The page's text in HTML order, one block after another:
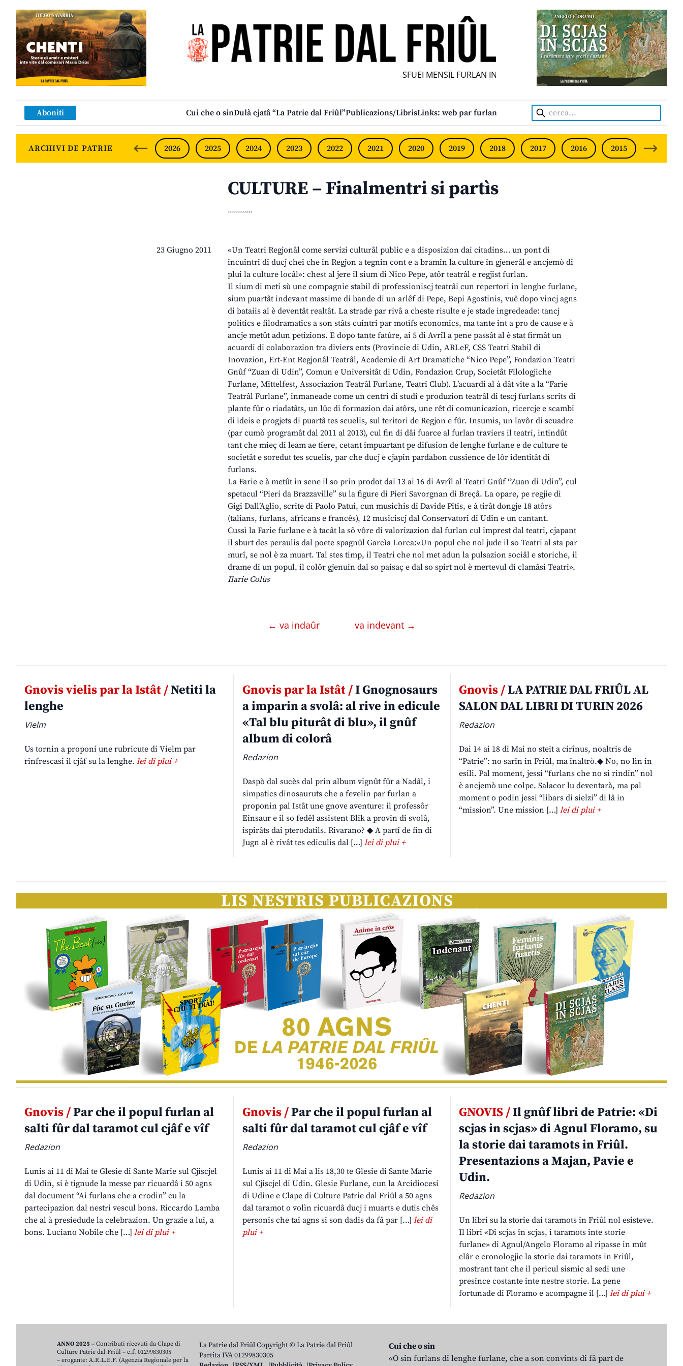
SFUEI MENSÎL FURLAN INDIPENDENT • INDEPENDENT FRIULIAN MONTHLY
Aboniti Cui che o sinDulà cjatâ “La Patrie dal Friûl”Publicazions/LibrisLinks: web par furlan Cerca:
ARCHIVI DE PATRIE 2026 2025 2024 2023 2022 2021 2020 2019 2018 2017 2016 2015 2014
CULTURE – Finalmentri si partìs
............
23 Giugno 2011
«Un Teatri Regjonâl come servizi culturâl public e a disposizion dai citadins… un pont di
incuintri di ducj chei che in Regjon a tegnin cont e a bramin la culture in gjenerâl e ancjemò di
plui la culture locâl»: chest al jere il sium di Nico Pepe, atôr teatrâl e regjist furlan.
Il sium di meti sù une compagnie stabil di professioniscj teatrâi cun repertori in lenghe furlane,
sium puartât indevant massime di bande di un arlêf di Pepe, Bepi Agostinis, vuê dopo vincj agns
di bataiis al è deventât realtât. La strade par rivâ a cheste risulte e je stade ingredeade: tancj
politics e filodramatics a son stâts cuintri par motîfs economics, ma tante int a pro de cause e à
ancje metût adun petizions. E dopo tante fatûre, ai 5 di Avrîl a pene passât al è stat firmât un
acuardi di colaborazion tra diviers ents (Provincie di Udin, ARLeF, CSS Teatri Stabil di
Inovazion, Ert-Ent Regjonâl Teatrâl, Academie di Art Dramatiche “Nico Pepe”, Fondazion Teatri
Gnûf “Zuan di Udin”, Comun e Universitât di Udin, Fondazion Crup, Societât Filologjiche
Furlane, Mittelfest, Associazion Teatrâl Furlane, Teatri Club). L’acuardi al à dât vite a la “Farie
Teatrâl Furlane”, inmaneade come un centri di studi e produzion teatrâl di tescj furlans scrits di
plante fûr o riadatâts, un lûc di formazion dai atôrs, une rêt di comunicazion, ricercje e scambi
di ideis e progjets di puartâ tes scuelis, sul teritori de Regjon e fûr. Insumis, un lavôr di scuadre
(par cumò programât dal 2011 al 2013), cul fin di dâi fuarce al furlan traviers il teatri, intindût
tant che mieç di leam ae tiere, cetant impuartant pe difusion de lenghe furlane e de culture te
societât e soredut tes scuelis, par che ducj e cjapin pardabon cussience de lôr identitât di
furlans.
La Farie e à metût in sene il so prin prodot dai 13 ai 16 di Avrîl al Teatri Gnûf “Zuan di Udin”, cul
spetacul “Pieri da Brazzaville” su la figure di Pieri Savorgnan di Breçâ. La opare, pe regjie di
Gigi Dall’Aglio, scrite di Paolo Patui, cun musichis di Davide Pitis, e à tirât dongje 18 atôrs
(talians, furlans, africans e francês), 12 musiciscj dal Conservatori di Udin e un cantant.
Cussì la Farie furlane e à tacât la sô vôre di valorizazion dal furlan cul imprest dal teatri, cjapant
il sburt des peraulis dal poete spagnûl Garcìa Lorca:«Un popul che nol jude il so Teatri al sta par
murî, se nol è za muart. Tal stes timp, il Teatri che nol met adun la pulsazion sociâl e storiche, il
drame di un popul, il colôr gjenuin dal so paisaç e dal so spirt nol è mertevul di clamâsi Teatri».
Ilarie Colùs
← va indaûr va indevant →
Gnovis vielis par la Istât /Netiti la
lenghe
Vielm
Us tornin a proponi une rubricute di Vielm par
rinfrescasi il cjâf su la lenghe. lei di plui +
Gnovis par la Istât /I Gnognosaurs
a imparin a svolâ: al rive in edicule
«Tal blu piturât di blu», il gnûf
album di colorâ
Redazion
Daspò dal sucès dal prin album vignût fûr a Nadâl, i
simpatics dinosauruts che a fevelin par furlan a
proponin pal Istât une gnove aventure: il professôr
Einsaur e il so fedêl assistent Blik a provin di svolâ,
ispirâts dai pterodatils. Rivarano? ◆ A partî de fin di
Jugn al è rivât tes ediculis dal […] lei di plui +
Gnovis /LA PATRIE DAL FRIÛL AL
SALON DAL LIBRI DI TURIN 2026
Redazion
Dai 14 ai 18 di Mai no steit a cirînus, noaltris de
“Patrie”: no sarin in Friûl, ma inaltrò.◆ No, no lìn in
esili. Pal moment, jessi “furlans che no si rindin” nol
è ancjemò une colpe. Salacor lu deventarà, ma pal
moment o podin jessi “libars di sielzi” di lâ in
“mission”. Une mission […]lei di plui +
Gnovis /Par che il popul furlan al
salti fûr dal taramot cul cjâf e vîf
Redazion
Lunis ai 11 di Mai te Glesie di Sante Marie sul Cjiscjel
di Udin, si è tignude la messe par ricuardâ i 50 agns
dal document “Ai furlans che a crodin” cu la
partecipazion dal nestri vescul bons. Riccardo Lamba
che al à presiedude la celebrazion. Un grazie a lui, a
bons. Luciano Nobile che […] lei di plui +
Gnovis /Par che il popul furlan al
salti fûr dal taramot cul cjâf e vîf
Redazion
Lunis ai 11 di Mai a lis 18,30 te Glesie di Sante Marie
sul Cjiscjel di Udin. Glesie Furlane, cun la Arcidiocesi
di Udine e Clape di Culture Patrie dal Friûl a 50 agns
dal taramot o volìn ricuardâ ducj i muarts e dutis chês
personis che tai agns si son dadis da fâ par […] lei di
plui +
GNOVIS /Il gnûf libri de Patrie: «Di
scjas in scjas» di Agnul Floramo, su
la storie dai taramots in Friûl.
Presentazions a Majan, Pavie e
Udin.
Redazion
Un libri su la storie dai taramots in Friûl nol esisteve.
Il libri «Di scjas in scjas, i taramots inte storie
furlane» di Agnul/Angelo Floramo al ripasse in mût
clâr e cronologjic la storie dai taramots in Friûl,
mostrant tant che il pericul sismic al sedi une
presince costante inte nestre storie. La pene
fortunade di Floramo e acompagne il […]lei di plui +
La Patrie dal Friûl Copyright © La Patrie dal Friûl
Partita IVA 01299830305
Cui che o sin
«O sin furlans di lenghe furlane, che a son convints di fâ part de
ANNO 2025 – Contributi ricevuti da Clape di
Culture Patrie dal Friûl – c.f. 01299830305
– erogante: A.R.L.E.F. (Agenzia Regionale per la